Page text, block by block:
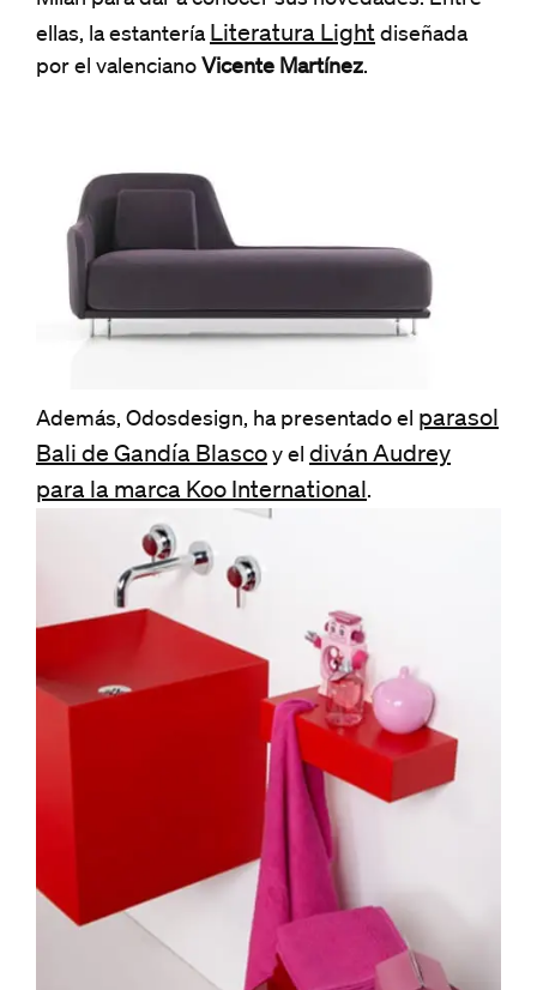
ellas, la estantería Literatura Light diseñada
por el valenciano Vicente Martínez.
Además, Odosdesign, ha presentado el parasol
Bali de Gandía Blasco y el diván Audrey
para la marca Koo International .